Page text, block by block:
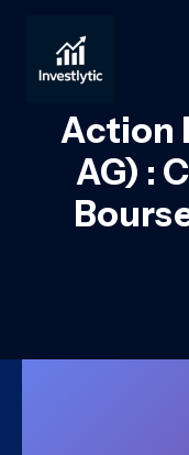
contenu
Action
AG) :